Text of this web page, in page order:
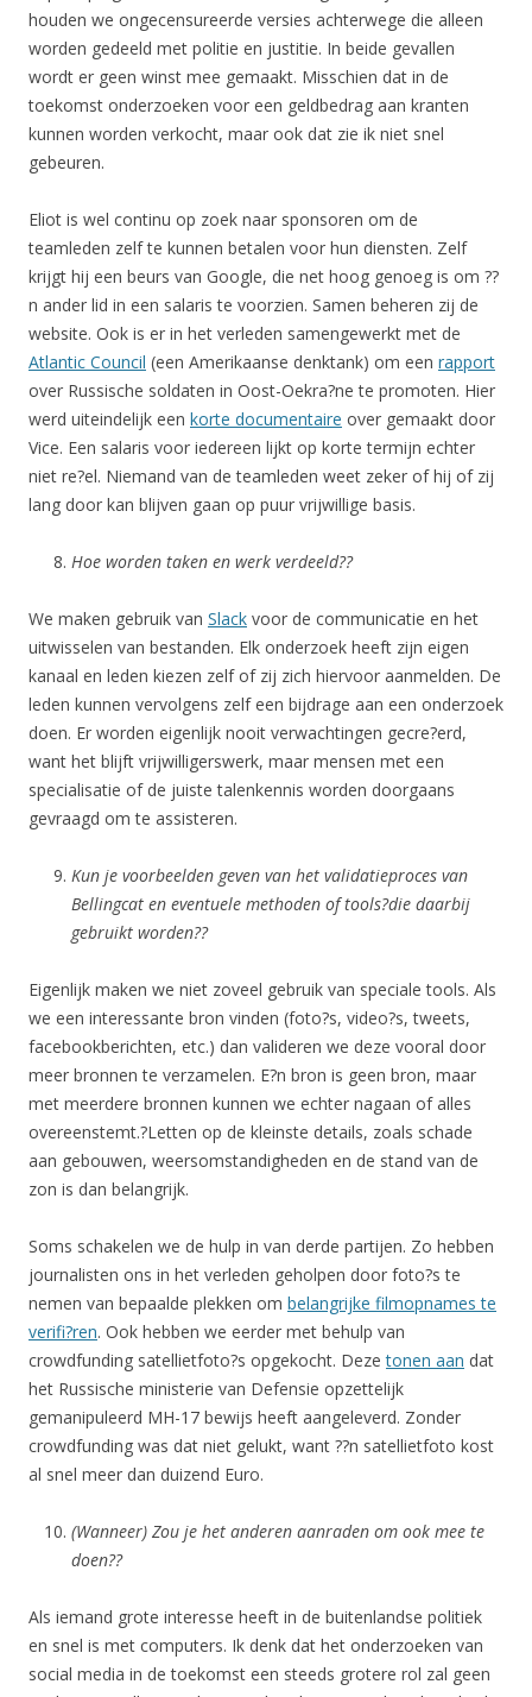
houden we ongecensureerde versies achterwege die alleen
worden gedeeld met politie en justitie. In beide gevallen
wordt er geen winst mee gemaakt. Misschien dat in de
toekomst onderzoeken voor een geldbedrag aan kranten
kunnen worden verkocht, maar ook dat zie ik niet snel
gebeuren.
Eliot is wel continu op zoek naar sponsoren om de
teamleden zelf te kunnen betalen voor hun diensten. Zelf
krijgt hij een beurs van Google, die net hoog genoeg is om ??
n ander lid in een salaris te voorzien. Samen beheren zij de
website. Ook is er in het verleden samengewerkt met de
Atlantic Council (een Amerikaanse denktank) om een rapport
over Russische soldaten in Oost-Oekra?ne te promoten. Hier
werd uiteindelijk een korte documentaire over gemaakt door
Vice. Een salaris voor iedereen lijkt op korte termijn echter
niet re?el. Niemand van de teamleden weet zeker of hij of zij
lang door kan blijven gaan op puur vrijwillige basis.
Hoe worden taken en werk verdeeld??
We maken gebruik van Slack voor de communicatie en het
uitwisselen van bestanden. Elk onderzoek heeft zijn eigen
kanaal en leden kiezen zelf of zij zich hiervoor aanmelden. De
leden kunnen vervolgens zelf een bijdrage aan een onderzoek
doen. Er worden eigenlijk nooit verwachtingen gecre?erd,
want het blijft vrijwilligerswerk, maar mensen met een
specialisatie of de juiste talenkennis worden doorgaans
gevraagd om te assisteren.
Kun je voorbeelden geven van het validatieproces van
Bellingcat en eventuele methoden of tools?die daarbij
gebruikt worden??
Eigenlijk maken we niet zoveel gebruik van speciale tools. Als
we een interessante bron vinden (foto?s, video?s, tweets,
facebookberichten, etc.) dan valideren we deze vooral door
meer bronnen te verzamelen. E?n bron is geen bron, maar
met meerdere bronnen kunnen we echter nagaan of alles
overeenstemt.?Letten op de kleinste details, zoals schade
aan gebouwen, weersomstandigheden en de stand van de
zon is dan belangrijk.
Soms schakelen we de hulp in van derde partijen. Zo hebben
journalisten ons in het verleden geholpen door foto?s te
nemen van bepaalde plekken om belangrijke filmopnames te
verifi?ren. Ook hebben we eerder met behulp van
crowdfunding satellietfoto?s opgekocht. Dezetonen aan dat
het Russische ministerie van Defensie opzettelijk
gemanipuleerd MH-17 bewijs heeft aangeleverd. Zonder
crowdfunding was dat niet gelukt, want ??n satellietfoto kost
al snel meer dan duizend Euro.
(Wanneer) Zou je het anderen aanraden om ook mee te
doen??
Als iemand grote interesse heeft in de buitenlandse politiek
en snel is met computers. Ik denk dat het onderzoeken van
social media in de toekomst een steeds grotere rol zal geen